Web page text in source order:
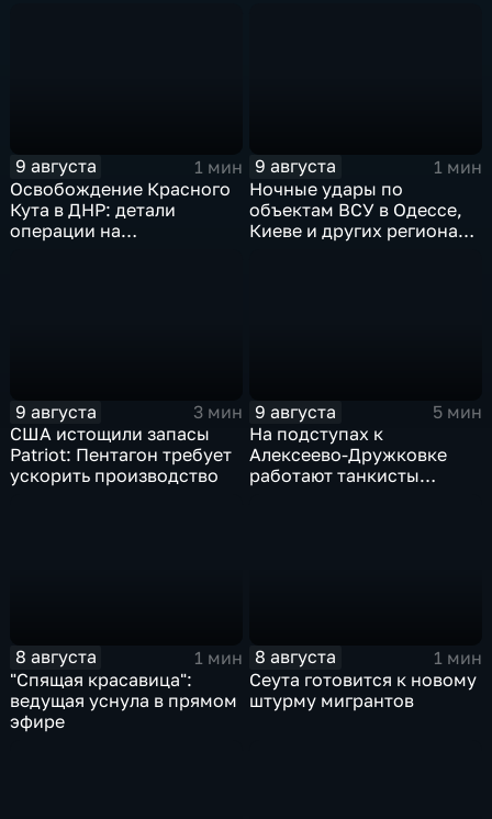
9 августа
1 мин
Освобождение Красного
Кута в ДНР: детали
операции на
9 августа
1 мин
Ночные удары по
объектам ВСУ в Одессе,
Киеве и других регионах
9 августа
3 мин
США истощили запасы
Patriot: Пентагон требует
ускорить производство
9 августа
5 мин
На подступах к
Алексеево-Дружковке
работают танкисты
8 августа
1 мин
"Спящая красавица":
ведущая уснула в прямом
эфире
8 августа
1 мин
Сеута готовится к новому
штурму мигрантов